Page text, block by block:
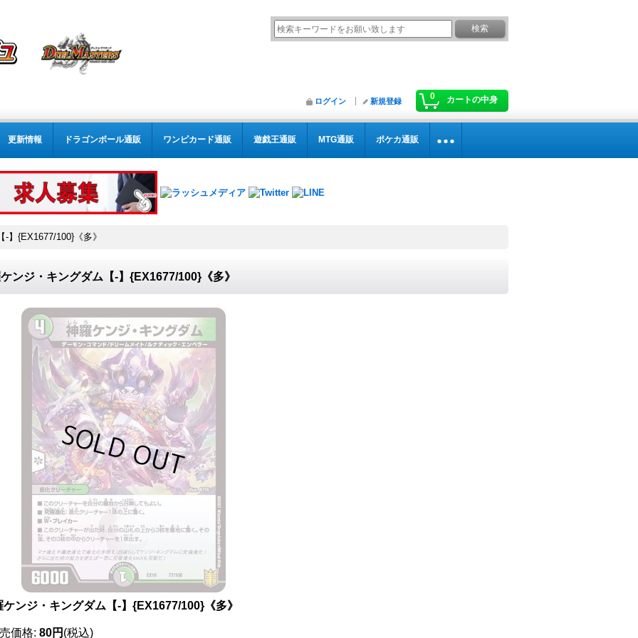
0 カートの中身
ログイン 新規登録
更新情報 ドラゴンボール通販 ワンピカード通販 遊戯王通販 MTG通販 ポケカ通販
】{EX1677/100}《多》
ンジ・キングダム【-】{EX1677/100}《多》
ケンジ・キングダム【-】{EX1677/100}《多》
価格: 80円 (税込)